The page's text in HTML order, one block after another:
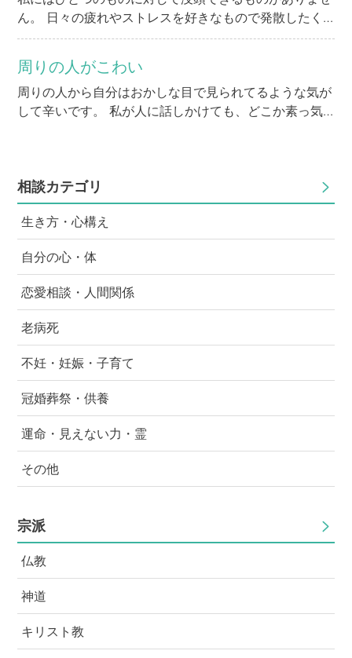
ん。 日々の疲れやストレスを好きなもので発散したく
ても、何が好きなのか？ 自分は何がしたいのか？考え
有意義に使えません。 どうしたら自分と向き合い好き
なものに出会えるのでしょうか。
周りの人がこわい
周りの人から自分はおかしな目で見られてるような気が
して辛いです。 私が人に話しかけても、どこか素っ気
でしまいます。 次も同じようになるのが怖いので、お
かしくならないように意識しすぎたら、いつの間にか人
自体が怖くなってしまいました。 それからというも
の、電車やバスでも人の目を気にしてしまうし、普通に
外に出るだけでも怖くなってしまいました。 この前も
席の方から、アイツなんなのって聞こえて、それが自分
に向けて言われてるのかなと考えてしまい、バスに乗っ
てる時間も辛かったです。 全部、気のせいだとは思い
ますが、昔はこんなことはなかっです。 ちょっとした
発言でも、深く読み取って勝手に落ち込んだりキレたり
するし、本当におかしくなってしまった気がします。病
気なんでしょうか。
相談カテゴリ
生き方・心構え
自分の心・体
恋愛相談・人間関係
老病死
不妊・妊娠・子育て
冠婚葬祭・供養
運命・見えない力・霊
その他
宗派
仏教
神道
キリスト教